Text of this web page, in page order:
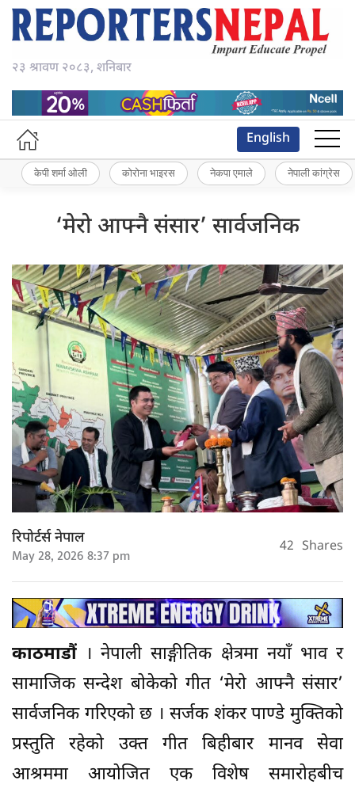
२३ श्रावण २०८३, शनिबार
English
केपी शर्मा ओली कोरोना भाइरस नेकपा एमाले नेपाली कांग्रेस
‘मेरो आफ्नै संसार’ सार्वजनिक
रिपोर्टर्स नेपाल
May 28, 2026 8:37 pm 42 Shares
काठमाडौं । नेपाली साङ्गीतिक क्षेत्रमा नयाँ भाव र
सामाजिक सन्देश बोकेको गीत ‘मेरो आफ्नै संसार’
सार्वजनिक गरिएको छ । सर्जक शंकर पाण्डे मुक्तिको
प्रस्तुति रहेको उक्त गीत बिहीबार मानव सेवा
आश्रममा आयोजित एक विशेष समारोहबीच